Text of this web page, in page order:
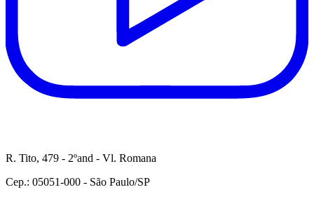
R. Tito, 479 - 2ºand - Vl. Romana
Cep.: 05051-000 - São Paulo/SP